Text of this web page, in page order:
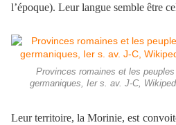
l’époque). Leur langue semble être
Provinces romaines et les
germaniques, Ier s. av. J-C,
Leur territoire, la Morinie, est